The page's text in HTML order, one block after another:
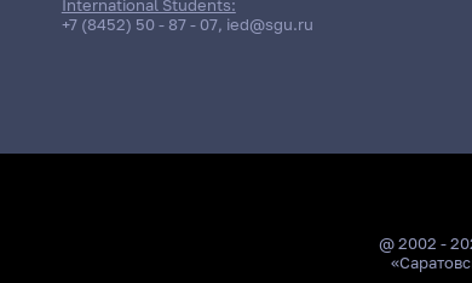
International Students:
+7 (8452) 50 - 87 - 07, ied@sgu.ru
@ 2002 -